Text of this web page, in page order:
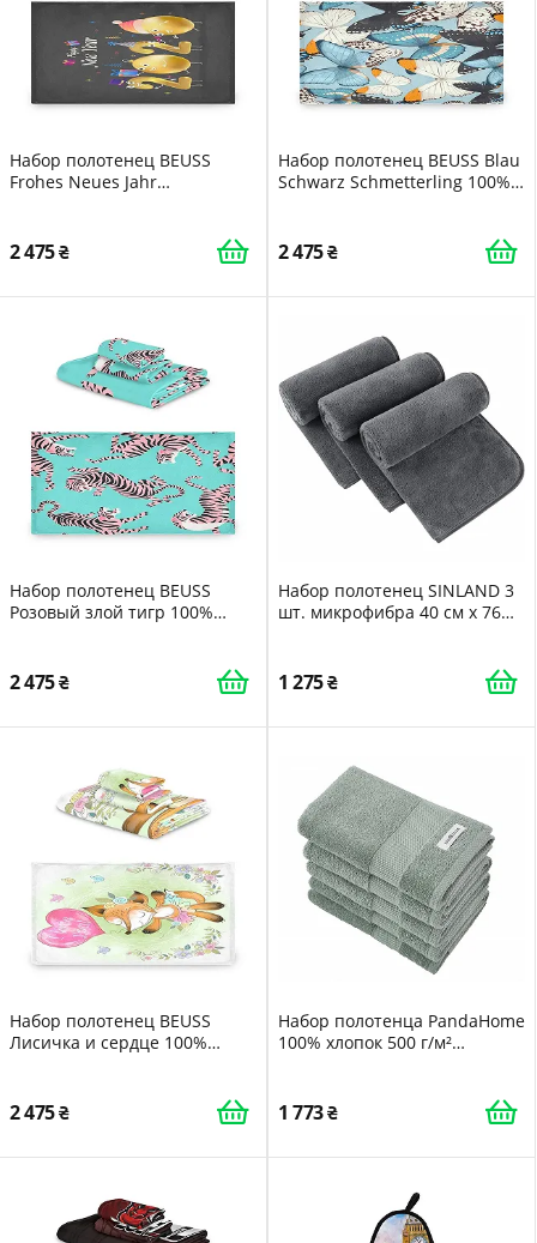
Набор полотенец BEUSS
Frohes Neues Jahr
2 475
Набор полотенец BEUSS Blau
Schwarz Schmetterling 100%
2 475
Набор полотенец BEUSS
Розовый злой тигр 100%
2 475
Набор полотенец SINLAND 3
шт. микрофибра 40 см x 76
1 275
Набор полотенец BEUSS
Лисичка и сердце 100%
2 475
Набор полотенца PandaHome
100% хлопок 500 г/м²
1 773